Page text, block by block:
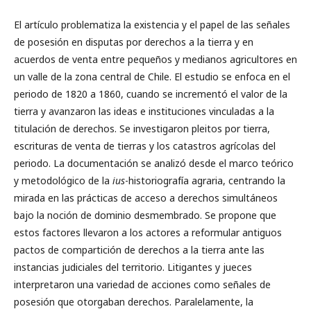
El artículo problematiza la existencia y el papel de las señales
de posesión en disputas por derechos a la tierra y en
acuerdos de venta entre pequeños y medianos agricultores en
un valle de la zona central de Chile. El estudio se enfoca en el
periodo de 1820 a 1860, cuando se incrementó el valor de la
tierra y avanzaron las ideas e instituciones vinculadas a la
titulación de derechos. Se investigaron pleitos por tierra,
escrituras de venta de tierras y los catastros agrícolas del
periodo. La documentación se analizó desde el marco teórico
y metodológico de la ius-historiografía agraria, centrando la
mirada en las prácticas de acceso a derechos simultáneos
bajo la noción de dominio desmembrado. Se propone que
estos factores llevaron a los actores a reformular antiguos
pactos de compartición de derechos a la tierra ante las
instancias judiciales del territorio. Litigantes y jueces
interpretaron una variedad de acciones como señales de
posesión que otorgaban derechos. Paralelamente, la